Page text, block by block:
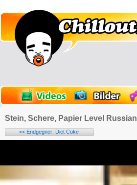
Stein, Schere, Papier Level Russian
<< Endgegner: Diet Coke